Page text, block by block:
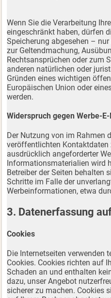
Wenn Sie die Verarbeitung
eingeschränkt haben, dürfen
Speicherung abgesehen –
zur Geltendmachung,
Rechtsansprüchen oder zum
anderen natürlichen oder
Gründen eines wichtigen
Europäischen Union oder
werden.
Widerspruch gegen Werbe-
Der Nutzung von im Rahmen
veröffentlichten Kontaktdaten
ausdrücklich angeforderter
Informationsmaterialien wird
Betreiber der Seiten behalten
Schritte im Falle der
Werbeinformationen, etwa
3. Datenerfassung
Cookies
Die Internetseiten verwenden
Cookies. Cookies richten auf
Schaden an und enthalten
dazu, unser Angebot
sicherer zu machen. Cookies